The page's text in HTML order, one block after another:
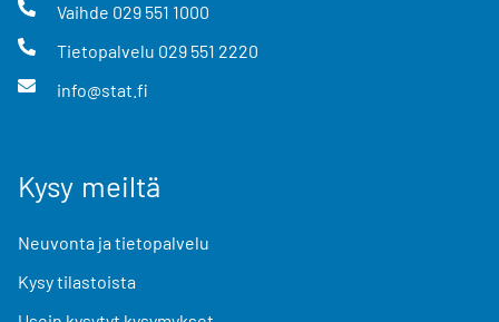
Vaihde 029 551 1000
Tietopalvelu 029 551 2220
info@stat.fi
Kysy meiltä
Neuvonta ja tietopalvelu
Kysy tilastoista